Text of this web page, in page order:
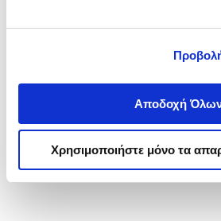
Αποδοχή
Χρησιμοποιήστε μόνο τα